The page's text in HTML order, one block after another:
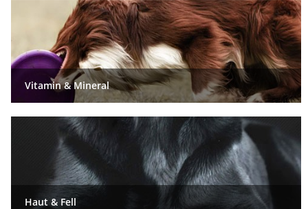
Vitamin & Mineral
Haut & Fell